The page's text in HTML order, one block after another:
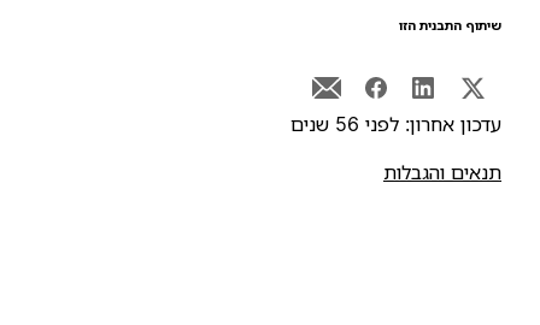
התבנית הזו
אחרון: לפני 56 שנים
והגבלות